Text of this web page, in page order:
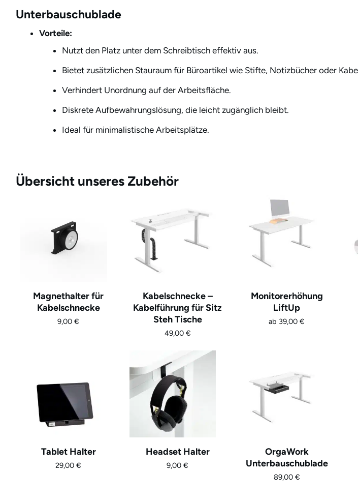
Unterbauschublade
Vorteile:
Nutzt den Platz unter dem Schreibtisch effektiv aus.
Bietet zusätzlichen Stauraum für Büroartikel wie Stifte, Notizbücher oder
Verhindert Unordnung auf der Arbeitsfläche.
Diskrete Aufbewahrungslösung, die leicht zugänglich bleibt.
Ideal für minimalistische Arbeitsplätze.
Übersicht unseres Zubehör
Magnethalter für
Kabelschnecke
9,00€
Kabelschnecke –
Kabelführung für Sitz
Steh Tische
49,00 €
Monitorerhöhung
LiftUp
ab 39,00€
Tablet Halter
29,00€
Headset Halter
9,00€
OrgaWork
Unterbauschublade
89,00 €